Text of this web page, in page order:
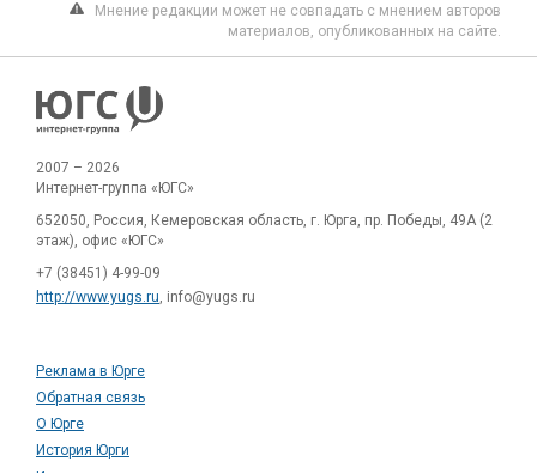
Мнение редакции может не совпадать с мнением авторов
материалов, опубликованных на сайте.
2007 – 2026
Интернет-группа «ЮГС»
652050, Россия, Кемеровская область, г. Юрга, пр. Победы, 49А (2
этаж), офис «ЮГС»
+7 (38451) 4-99-09
http://www.yugs.ru , info@yugs.ru
Реклама в Юрге
Обратная связь
О Юрге
История Юрги